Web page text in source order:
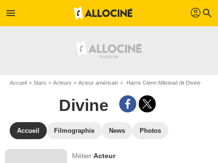
menu profil search
Accueil Stars Acteurs Acteur américain Harris Glenn Milstead dit Divine
Divine
Accueil Filmographie News Photos
MétierActeur